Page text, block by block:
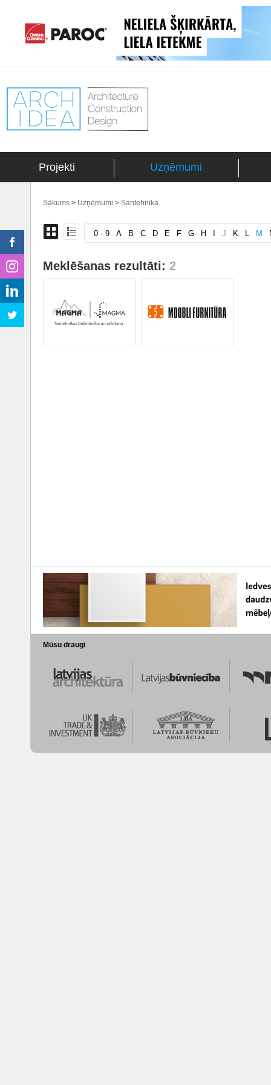
Projekti Uzņēmumi
Sākums > Uzņēmumi > Santehnika
0 - 9 A B C D E F G H J K L M
Meklēšanas rezultāti: 2
Mūsu draugi